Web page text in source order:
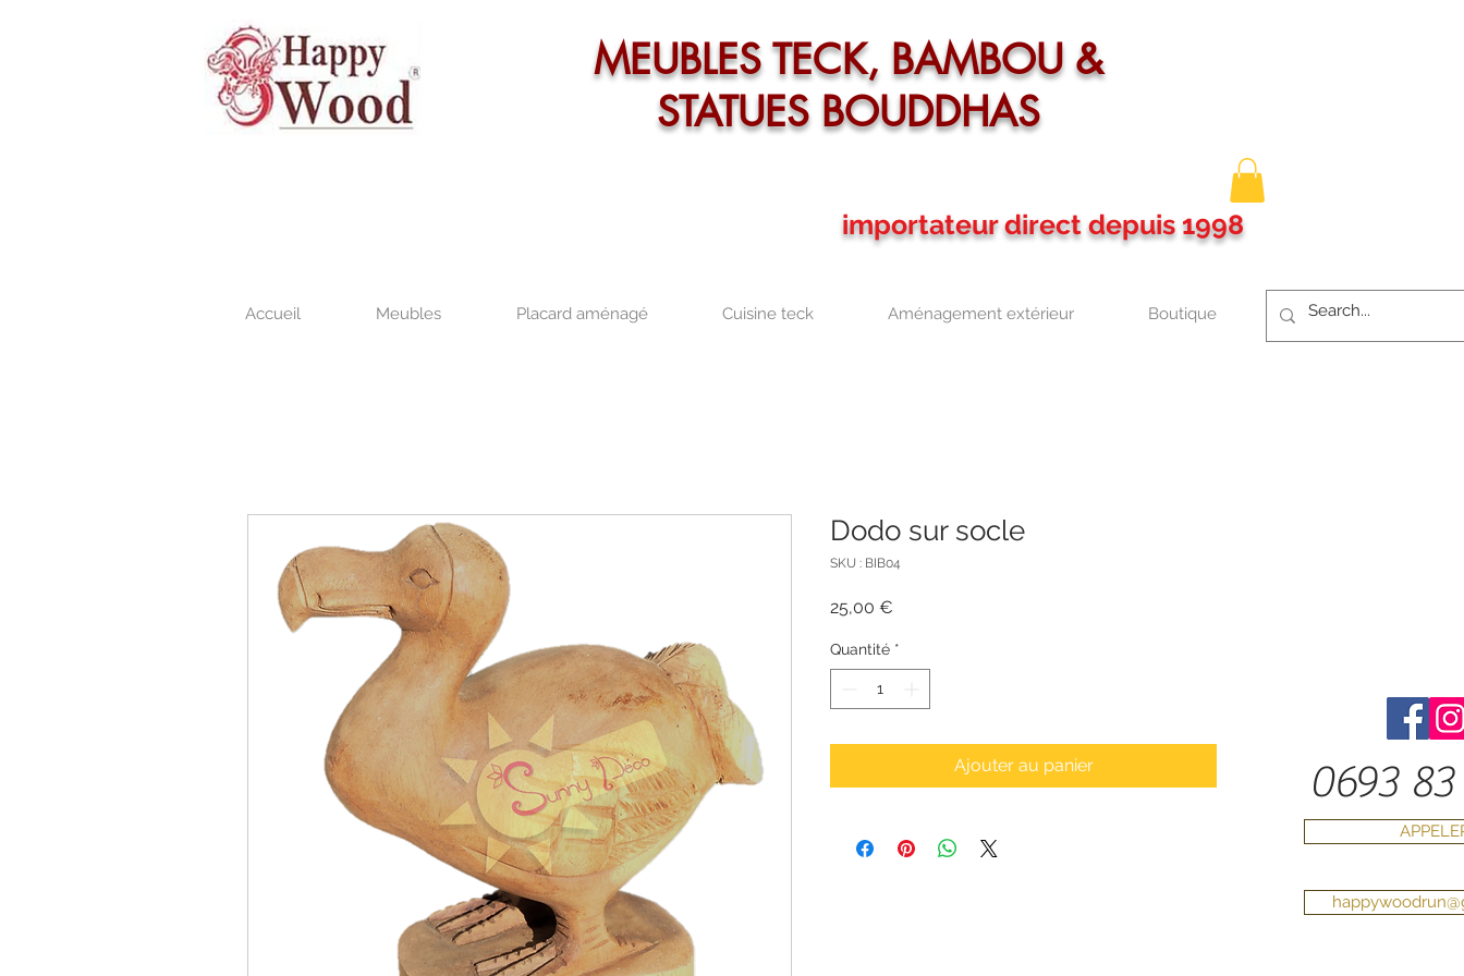
MEUBLES TECK, BAMBOU &
STATUES BOUDDHAS
importateur direct depuis 1998
Accueil Meubles Placard aménagé Cuisine teck Aménagement extérieur Boutique
Dodo sur socle
SKU : BIB04
25,00 €
Quantité *
Ajouter au panier 0693